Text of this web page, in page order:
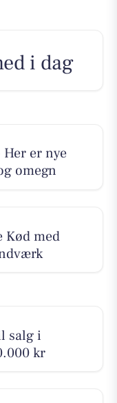
i dag
Her er nye
omegn
Kød med
salg i
kr